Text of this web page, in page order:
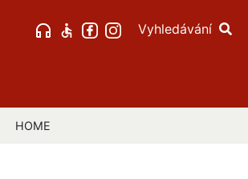
Vyhledávání
HOME